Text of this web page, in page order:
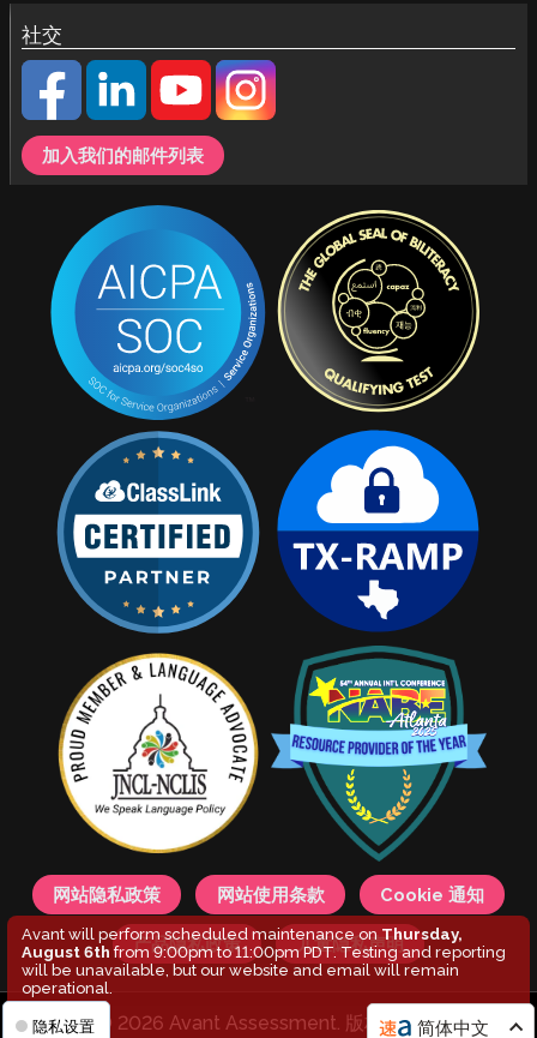
简体中文
隐私设置
社交
加入我们的邮件列表
网站隐私政策 网站使用条款 Cookie 通知
产品隐私政策 儿童隐私声明
© 2026 Avant Assessment. 版权所有。
Avant will perform scheduled maintenance onThursday,
August 6th from 9:00pm to 11:00pm PDT. Testing and reporting
will be unavailable, but our website and email will remain
operational.